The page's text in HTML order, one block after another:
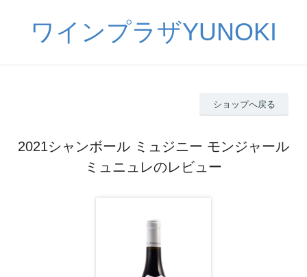
ワインプラザYUNOKI
ショップへ戻る
2021シャンボール ミュジニー モンジャール
ミュニュレのレビュー